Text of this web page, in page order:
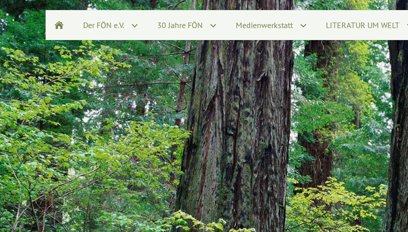
Der FÖN e.V. 30 Jahre FÖN Medienwerkstatt LITERATUR UM WELT